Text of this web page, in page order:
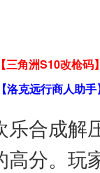
【三角洲S10改枪码】
【洛克远行商人助手
合成
分。